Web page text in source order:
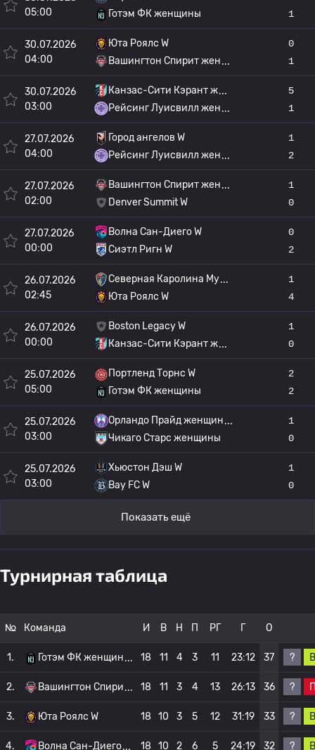
05:00
Готэм ФК женщины
1
30.07.2026
04:00
Юта Роялс W
Вашингтон Спирит жен
0
1
30.07.2026
03:00
Канзас-Сити Кэрант ж
Рейсинг Луисвилл жен
5
1
27.07.2026
04:00
Город ангелов W
Рейсинг Луисвилл жен
1
2
27.07.2026
02:00
Вашингтон Спирит жен
Denver Summit W
1
0
27.07.2026
00:00
Волна Сан-Диего W
Сиэтл Ригн W
0
2
26.07.2026
02:45
Северная Каролина Му
Юта Роялс W
1
4
26.07.2026
00:00
Boston Legacy W
Канзас-Сити Кэрант ж
1
0
25.07.2026
05:00
Портленд Торнс W
Готэм ФК женщины
2
2
25.07.2026
03:00
Орландо Прайд женщин
Чикаго Старс женщины
1
0
25.07.2026
03:00
Хьюстон Дэш W
Bay FC W
1
0
Показать ещё
Турнирная таблица
№ Команда И В Н П РГ Г О
1. Готэм ФК женщин 18 11 4 3 11 23:12 37 ? В
2. Вашингтон Спири 18 11 3 4 13 26:13 36 ?
3. Юта Роялс W 18 10 3 5 12 31:19 33 ? В
4. Волна Сан-Диего 18 10 2 6 5 24:19 32 ? В